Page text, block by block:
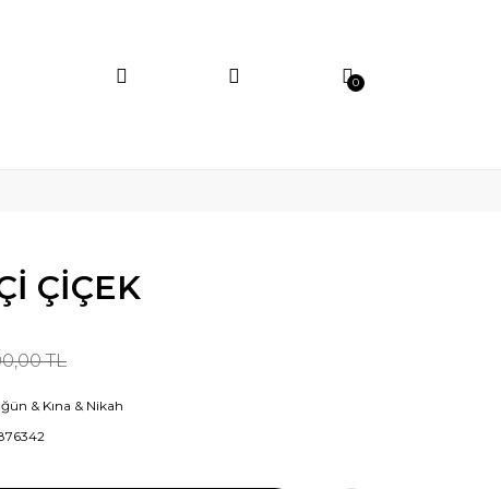
0
ÇİÇEK
TL
& Kına & Nikah